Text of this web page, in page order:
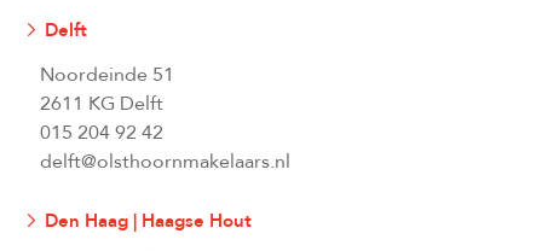
Delft
Noordeinde 51
2611 KG Delft
015 204 92 42
delft@olsthoornmakelaars.nl
Den Haag | Haagse Hout